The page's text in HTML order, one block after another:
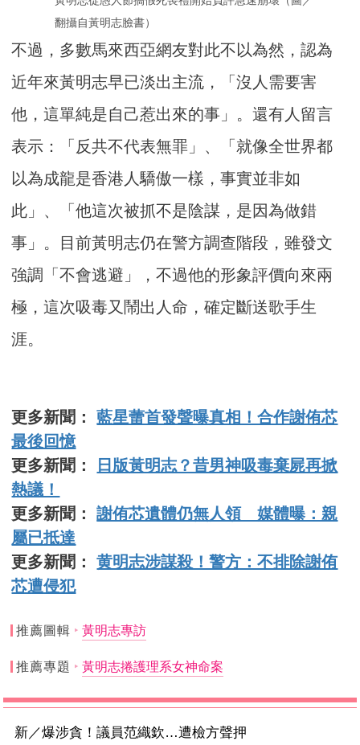
翻攝自黃明志臉書）
不過，多數馬來西亞網友對此不以為然，認為
近年來黃明志早已淡出主流，「沒人需要害
他，這單純是自己惹出來的事」。還有人留言
表示：「反共不代表無罪」、「就像全世界都
以為成龍是香港人驕傲一樣，事實並非如
此」、「他這次被抓不是陰謀，是因為做錯
事」。目前黃明志仍在警方調查階段，雖發文
強調「不會逃避」，不過他的形象評價向來兩
極，這次吸毒又鬧出人命，確定斷送歌手生
涯。​
更多新聞：藍星蕾首發聲曝真相！合作謝侑芯
最後回憶
更多新聞：
日版黃明志？昔男神吸毒棄屍再掀
熱議！
更多新聞：謝侑芯遺體仍無人領 媒體曝：親
屬已抵達
更多新聞：黄明志涉謀殺！警方：不排除謝侑
芯遭侵犯
推薦圖輯 黃明志專訪
推薦專題 黃明志捲護理系女神命案
新／爆涉貪！議員范織欽…遭檢方聲押